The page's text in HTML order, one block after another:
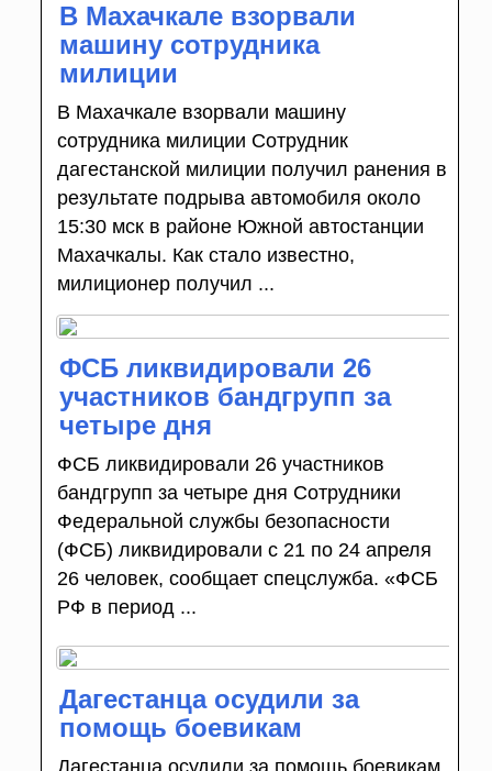
В Махачкале взорвали
машину сотрудника
милиции
В Махачкале взорвали машину
сотрудника милиции Сотрудник
дагестанской милиции получил ранения в
результате подрыва автомобиля около
15:30 мск в районе Южной автостанции
Махачкалы. Как стало известно,
милиционер получил ...
ФСБ ликвидировали 26
участников бандгрупп за
четыре дня
ФСБ ликвидировали 26 участников
бандгрупп за четыре дня Сотрудники
Федеральной службы безопасности
(ФСБ) ликвидировали с 21 по 24 апреля
26 человек, сообщает спецслужба. «ФСБ
РФ в период ...
Дагестанца осудили за
помощь боевикам